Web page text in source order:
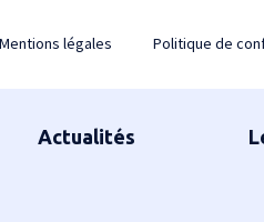
Mentions légales Politique de
Actualités